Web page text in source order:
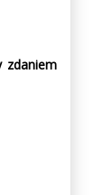
zdaniem